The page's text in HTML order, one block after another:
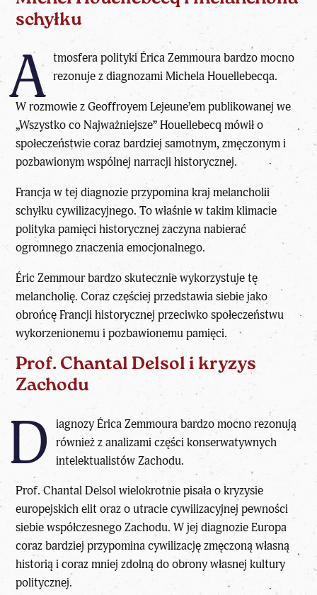
schyłku
A tmosfera polityki Érica Zemmoura bardzo mocno
rezonuje z diagnozami Michela Houellebecqa.
W rozmowie z Geoffroyem Lejeune’em publikowanej we
„Wszystko co Najważniejsze”Houellebecq mówił o
społeczeństwie coraz bardziej samotnym, zmęczonym i
pozbawionym wspólnej narracji historycznej.
Francjaw tej diagnozie przypomina kraj melancholii
schyłku cywilizacyjnego. To właśnie w takim klimacie
polityka pamięci historycznej zaczyna nabierać
ogromnego znaczenia emocjonalnego.
Éric Zemmourbardzo skutecznie wykorzystuje tę
melancholię. Coraz częściej przedstawia siebie jako
obrońcę Francji historycznej przeciwko społeczeństwu
wykorzenionemu i pozbawionemu pamięci.
Prof. Chantal Delsol i kryzys
Zachodu
D
iagnozy Érica Zemmoura bardzo mocno rezonują
również z analizami części konserwatywnych
intelektualistów Zachodu.
Prof. Chantal Delsolwielokrotnie pisała o kryzysie
europejskich elit oraz o utracie cywilizacyjnej pewności
siebie współczesnego Zachodu. W jej diagnozie Europa
coraz bardziej przypomina cywilizację zmęczoną własną
historią i coraz mniej zdolną do obrony własnej kultury
politycznej.